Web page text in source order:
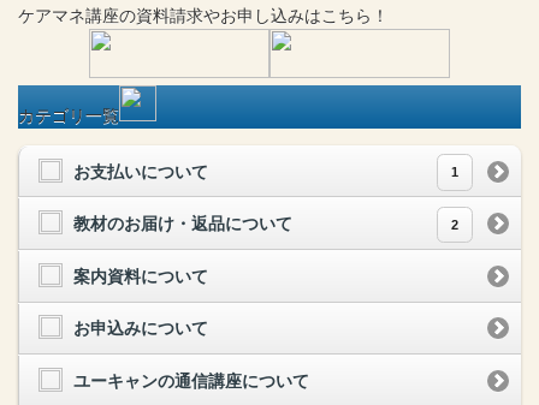
ケアマネ講座の資料請求やお申し込みはこちら！
カテゴリ一覧
お支払いについて 1
教材のお届け・返品について 2
案内資料について
お申込みについて
ユーキャンの通信講座について